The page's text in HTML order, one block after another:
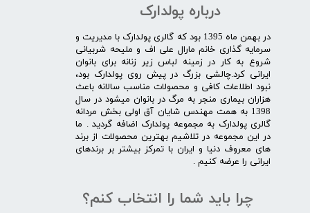
درباره پولدارک
در بهمن ماه 1395 بود که گالری پولدارک با مدیریت و
سرمایه گذاری خانم مارال علی اف و ملیحه شربیانی
شروع به کار در زمینه لباس زیر زنانه برای بانوان
ایرانی کرد.چالشی بزرگ در پیش روی پولدارک بود،
نبود اطلاعات کافی و محصولات مناسب سالانه باعث
هزاران بیماری منجر به مرگ در بانوان میشود در سال
1398 به همت مهندس شایان آق اولی بخش مردانه
گالری پولدارک به مجموعه پولدارک اضافه گردید . ما
در این مجموعه در تلاشیم بهترین محصولات از برند
های معروف دنیا و ایران با تمرکز بیشتر بر برندهای
ایرانی را عرضه کنیم .​​​​​​​
چرا باید شما را انتخاب کنم؟